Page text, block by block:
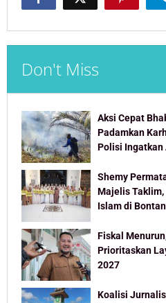
Don't Miss
Aksi Cepat
Padamkan
Polisi Ingatkan
Shemy
Majelis Taklim,
Islam di
Fiskal
Prioritaskan
2027
Koalisi